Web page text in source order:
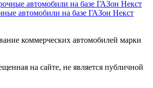
автомобили на базе ГАЗон Некст
коммерческих автомобилей марки
на сайте, не является публичной